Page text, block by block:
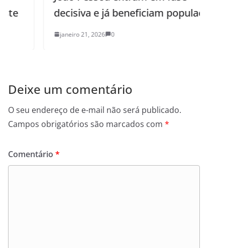
decisiva e já beneficiam população
janeiro 21, 2026 0
Deixe um comentário
O seu endereço de e-mail não será publicado.
Campos obrigatórios são marcados com *
Comentário *